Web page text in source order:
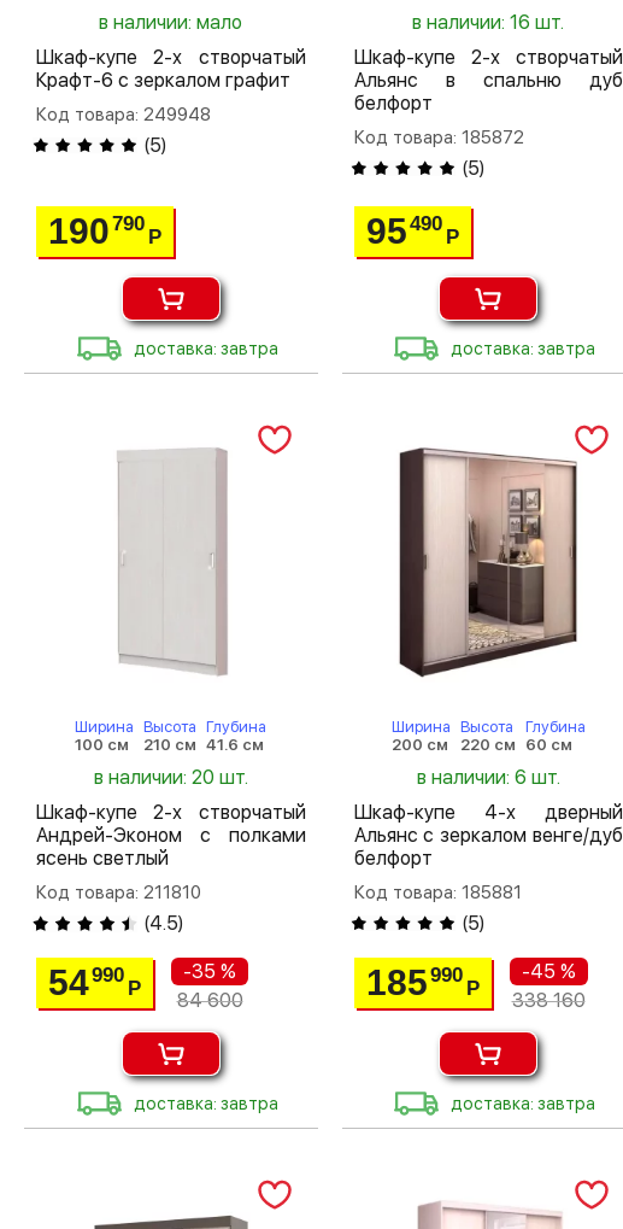
в наличии: мало
Шкаф-купе 2-х створчатый
Крафт-6 с зеркалом графит
Код товара: 249948
(5)
190790
Р
доставка: завтра
в наличии: 16 шт.
Шкаф-купе 2-х створчатый
Альянс в спальню дуб
белфорт
Код товара: 185872
(5)
95490
Р
доставка: завтра
Ширина
100 см
Высота
210 см
Глубина
41.6 см
в наличии: 20 шт.
Шкаф-купе 2-х створчатый
Андрей-Эконом с полками
ясень светлый
Код товара: 211810
(4.5)
54990
Р
-35 %
84 600
доставка: завтра
Ширина
200 см
Высота
220 см
Глубина
60 см
в наличии: 6 шт.
Шкаф-купе 4-х дверный
Альянс с зеркалом венге/дуб
белфорт
Код товара: 185881
(5)
185990
Р
-45 %
338 160
доставка: завтра